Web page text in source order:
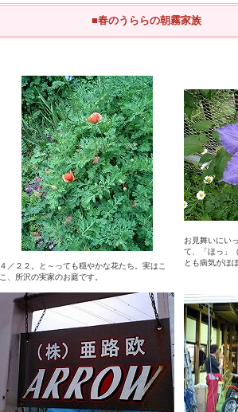
■春のうららの朝霧家族
お見舞いにい
て、「ほっ」
とも病気がほ
４／２２。と～っても穏やかな花たち。実はこ
こ、所沢の実家のお庭です。